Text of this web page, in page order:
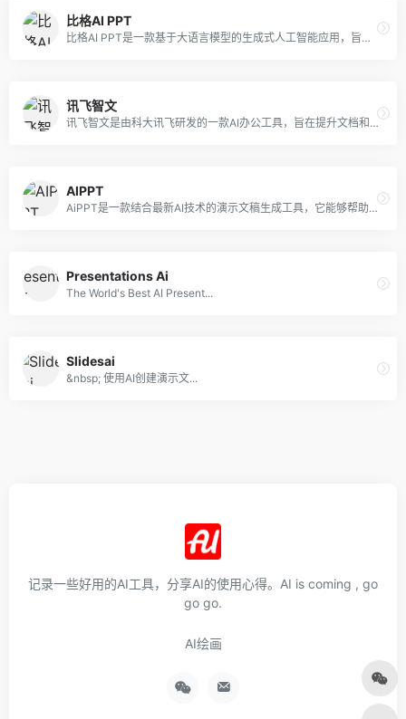
比格AI PPT
比格AI PPT是一款基于大语言模型的生成式人工智能应用，旨在帮助用户快速高效地制作演示文稿。
讯飞智文
讯飞智文是由科大讯飞研发的一款AI办公工具，旨在提升文档和演示文稿的制作效率。
AIPPT
AiPPT是一款结合最新AI技术的演示文稿生成工具，它能够帮助用户快速生成高质量的PPT。
Presentations Ai
The World's Best AI Present...
Slidesai
&nbsp; 使用AI创建演示文...
记录一些好用的AI工具，分享AI的使用心得。AI is coming , go
go go.
AI绘画